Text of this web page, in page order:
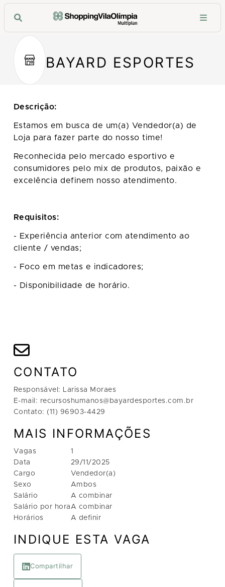
BAYARD ESPORTES
CONTATO
Responsável: Larissa Moraes
E-mail: recursoshumanos@bayardesportes.com.br
Contato: (11) 96903-4429
MAIS INFORMAÇÕES
Vagas
Data
Cargo
Sexo
Salário
Salário por hora
Horários
1
29/11/2025
Vendedor(a)
Ambos
A combinar
A combinar
A definir
INDIQUE ESTA VAGA
Compartilhar
Descrição:
Estamos em busca de um(a) Vendedor(a) de
Loja para fazer parte do nosso time!
Reconhecida pelo mercado esportivo e
consumidores pelo mix de produtos, paixão e
excelência definem nosso atendimento.
Requisitos:
- Experiência anterior com atendimento ao
cliente / vendas;
- Foco em metas e indicadores;
- Disponibilidade de horário.